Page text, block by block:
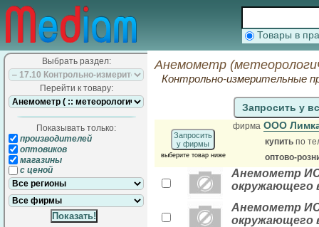
Товары в
Выбрать раздел:
Перейти к товару:
Показывать только:
производителей
оптовиков
магазины
с ценой
Анемометр
Контрольно-измерительные
Запросить у
Запросить
у фирмы
выберите товар ниже
фирма ООО
купить по
оптово-
Анемометр
окружающего
Анемометр
окружающего